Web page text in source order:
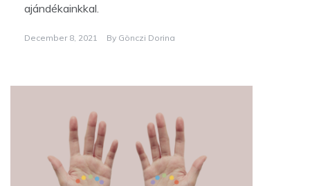
ajándékainkkal.
December 8, 2021 By Gönczi Dorina